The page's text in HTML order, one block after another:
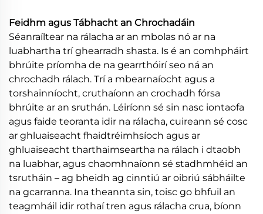
Feidhm agus Tábhacht an Chrochadáin
Séanraíltear na rálacha ar an mbolas nó ar na
luabhartha trí ghearradh shasta. Is é an comhpháirt
bhrúite príomha de na gearrthóirí seo ná an
chrochadh rálach. Trí a mbearnaíocht agus a
torshainníocht, cruthaíonn an crochadh fórsa
bhrúite ar an sruthán. Léiríonn sé sin nasc iontaofa
agus faide teoranta idir na rálacha, cuireann sé cosc
ar ghluaiseacht fhaidtréimhsíoch agus ar
ghluaiseacht tharthaimseartha na rálach i dtaobh
na luabhar, agus chaomhnaíonn sé stadhmhéid an
tsrutháin – ag bheidh ag cinntiú ar oibriú sábháilte
na gcarranna. Ina theannta sin, toisc go bhfuil an
teagmháil idir rothaí tren agus rálacha crua, bíonn